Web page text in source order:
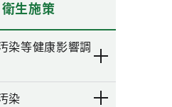
快適居住環境の指針
生施策
染等健康影響調
染